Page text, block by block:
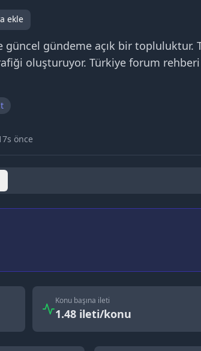
ekle
güncel gündeme açık bir topluluktur.
oluşturuyor. Türkiye forum rehberi
önce
Konu başına ileti
1.48 ileti/konu